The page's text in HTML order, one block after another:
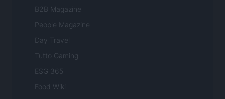
B2B Magazine
People Magazine
Day Travel
Tutto Gaming
ESG 365
Food Wiki